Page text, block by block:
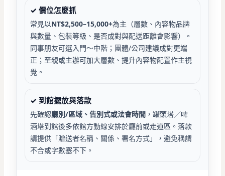
✓ 價位怎麼抓
常見以NT$2,500–15,000+為主（層數、內容物品牌
與數量、包裝等級、是否成對與配送距離會影響）。
同事朋友可選入門～中階；團體/公司建議成對更端
正；至親或主辦可加大層數、提升內容物配置作主視
覺。
✓ 到館擺放與落款
先確認廳別/區域、告別式或法會時間 ，罐頭塔／啤
酒塔到館後多依館方動線安排於廳前或走道區。落款
請提供「贈送者名稱、關係、署名方式」，避免稱謂
不合或字數塞不下。